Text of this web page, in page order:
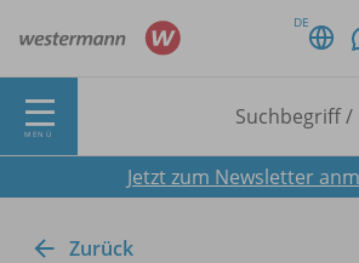
DE
MENÜ
Jetzt zum Newsletter
Zurück